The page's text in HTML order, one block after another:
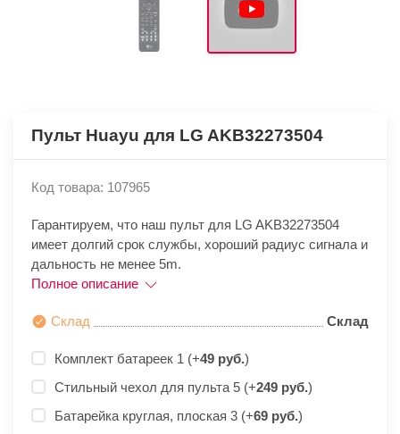
Пульт Huayu для LG AKB32273504
Код товара: 107965
Гарантируем, что наш пульт для LG AKB32273504
имеет долгий срок службы, хороший радиус сигнала и
дальность не менее 5m.
Полное описание
Склад Склад
Комплект батареек 1 (+49 руб.)
Стильный чехол для пульта 5 (+249 руб.)
Батарейка круглая, плоская 3 (+69 руб.)